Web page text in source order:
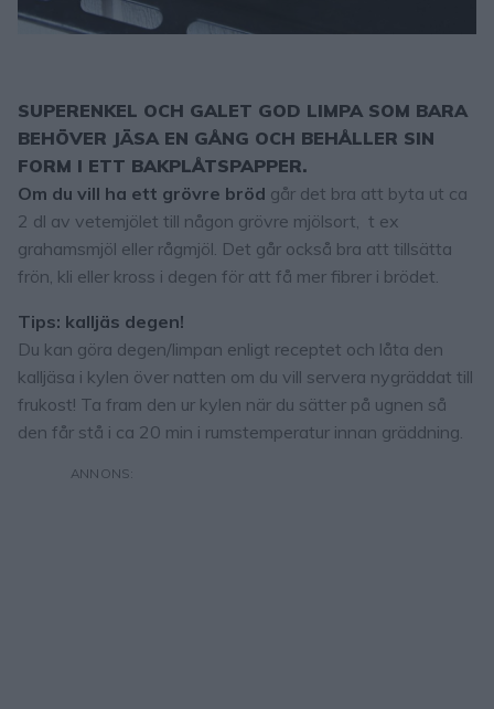
SUPERENKEL OCH GALET GOD LIMPA SOM BARA
BEHÖVER JÄSA EN GÅNG OCH BEHÅLLER SIN
FORM I ETT BAKPLÅTSPAPPER.
Om du vill ha ett grövre bröd går det bra att byta ut ca
2 dl av vetemjölet till någon grövre mjölsort, t ex
grahamsmjöl eller rågmjöl. Det går också bra att tillsätta
frön, kli eller kross i degen för att få mer fibrer i brödet.
Tips: kalljäs degen!
Du kan göra degen/limpan enligt receptet och låta den
kalljäsa i kylen över natten om du vill servera nygräddat till
frukost! Ta fram den ur kylen när du sätter på ugnen så
den får stå i ca 20 min i rumstemperatur innan gräddning.